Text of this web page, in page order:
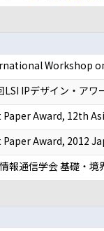
Workshop
LSI IPデザイン・ア
Paper Award, 12th
Paper Award, 2012
報通信学会 基礎・